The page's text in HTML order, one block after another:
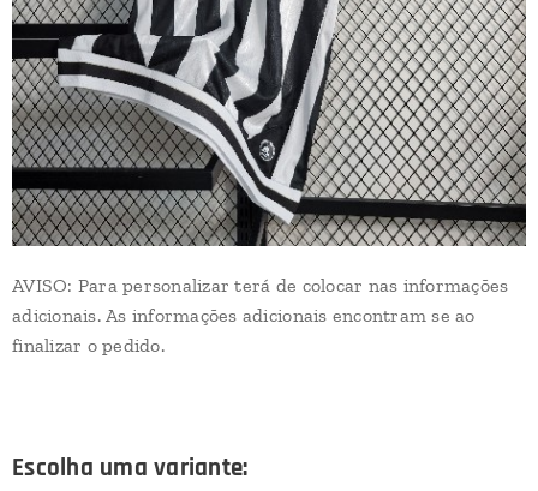
AVISO: Para personalizar terá de colocar nas informações
adicionais. As informações adicionais encontram se ao
finalizar o pedido.
Escolha uma variante: